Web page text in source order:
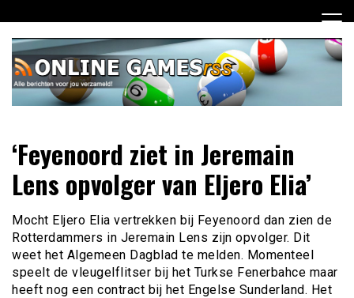
naar
inhoud
Online Games RSS
verzameld
‘Feyenoord ziet in Jeremain
Lens opvolger van Eljero Elia’
Mocht Eljero Elia vertrekken bij Feyenoord dan zien de
Rotterdammers in Jeremain Lens zijn opvolger. Dit
weet het Algemeen Dagblad te melden. Momenteel
speelt de vleugelflitser bij het Turkse Fenerbahce maar
heeft nog een contract bij het Engelse Sunderland. Het